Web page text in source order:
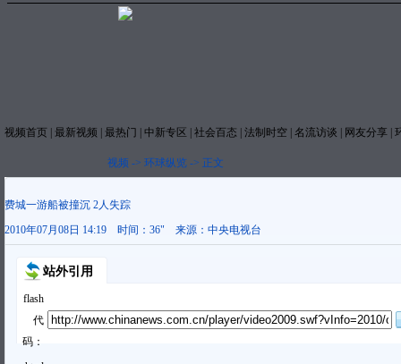
视频首页 最新视频 最热门 中新专区 社会百态 法制时空 名流访谈 网友分享
视频 -> 环球纵览 -> 正文
费城一游船被撞沉 2人失踪
2010年07月08日 14:19
时间： 36" 来源： 中央电视台
站外引用
flash
代
码：